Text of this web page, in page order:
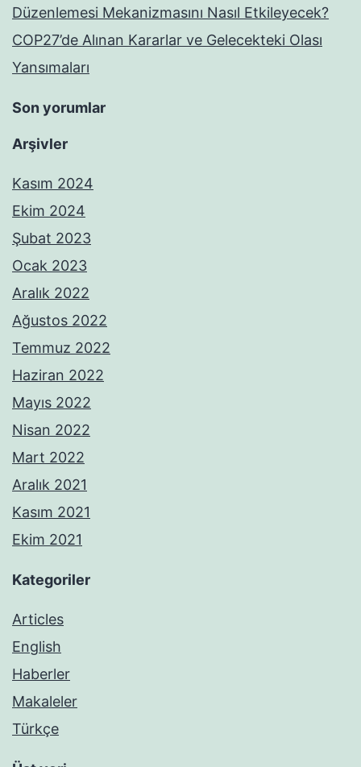
Düzenlemesi Mekanizmasını Nasıl Etkileyecek?
COP27’de Alınan Kararlar ve Gelecekteki Olası
Yansımaları
Son yorumlar
Arşivler
Kasım 2024
Ekim 2024
Şubat 2023
Ocak 2023
Aralık 2022
Ağustos 2022
Temmuz 2022
Haziran 2022
Mayıs 2022
Nisan 2022
Mart 2022
Aralık 2021
Kasım 2021
Ekim 2021
Kategoriler
Articles
English
Haberler
Makaleler
Türkçe